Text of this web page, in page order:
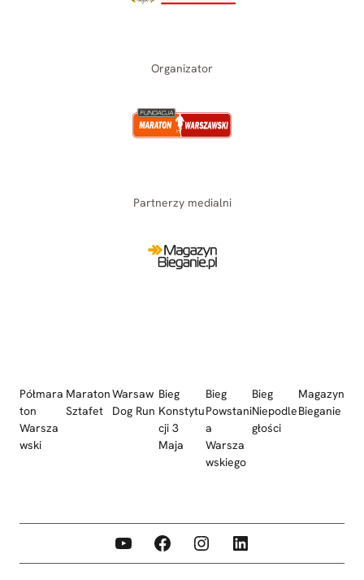
Organizator
Partnerzy medialni
Półmara
ton
Warsza
wski
Maraton
Sztafet
Warsaw
Dog Run
Bieg
Konstytu
cji 3
Maja
Bieg
Powstani
a
Warsza
wskiego
Bieg
Niepodle
głości
Magazyn
Bieganie
YouTube Facebook Instagram LinkedIn